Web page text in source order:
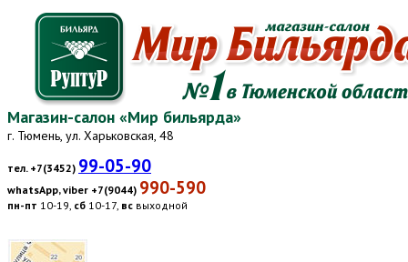
Магазин-салон «Мир бильярда»
г. Тюмень, ул. Харьковская, 48
тел. +7(3452) 99-05-90
whatsApp, viber +7(9044) 990-590
пн-пт 10-19, сб 10-17, вс выходной